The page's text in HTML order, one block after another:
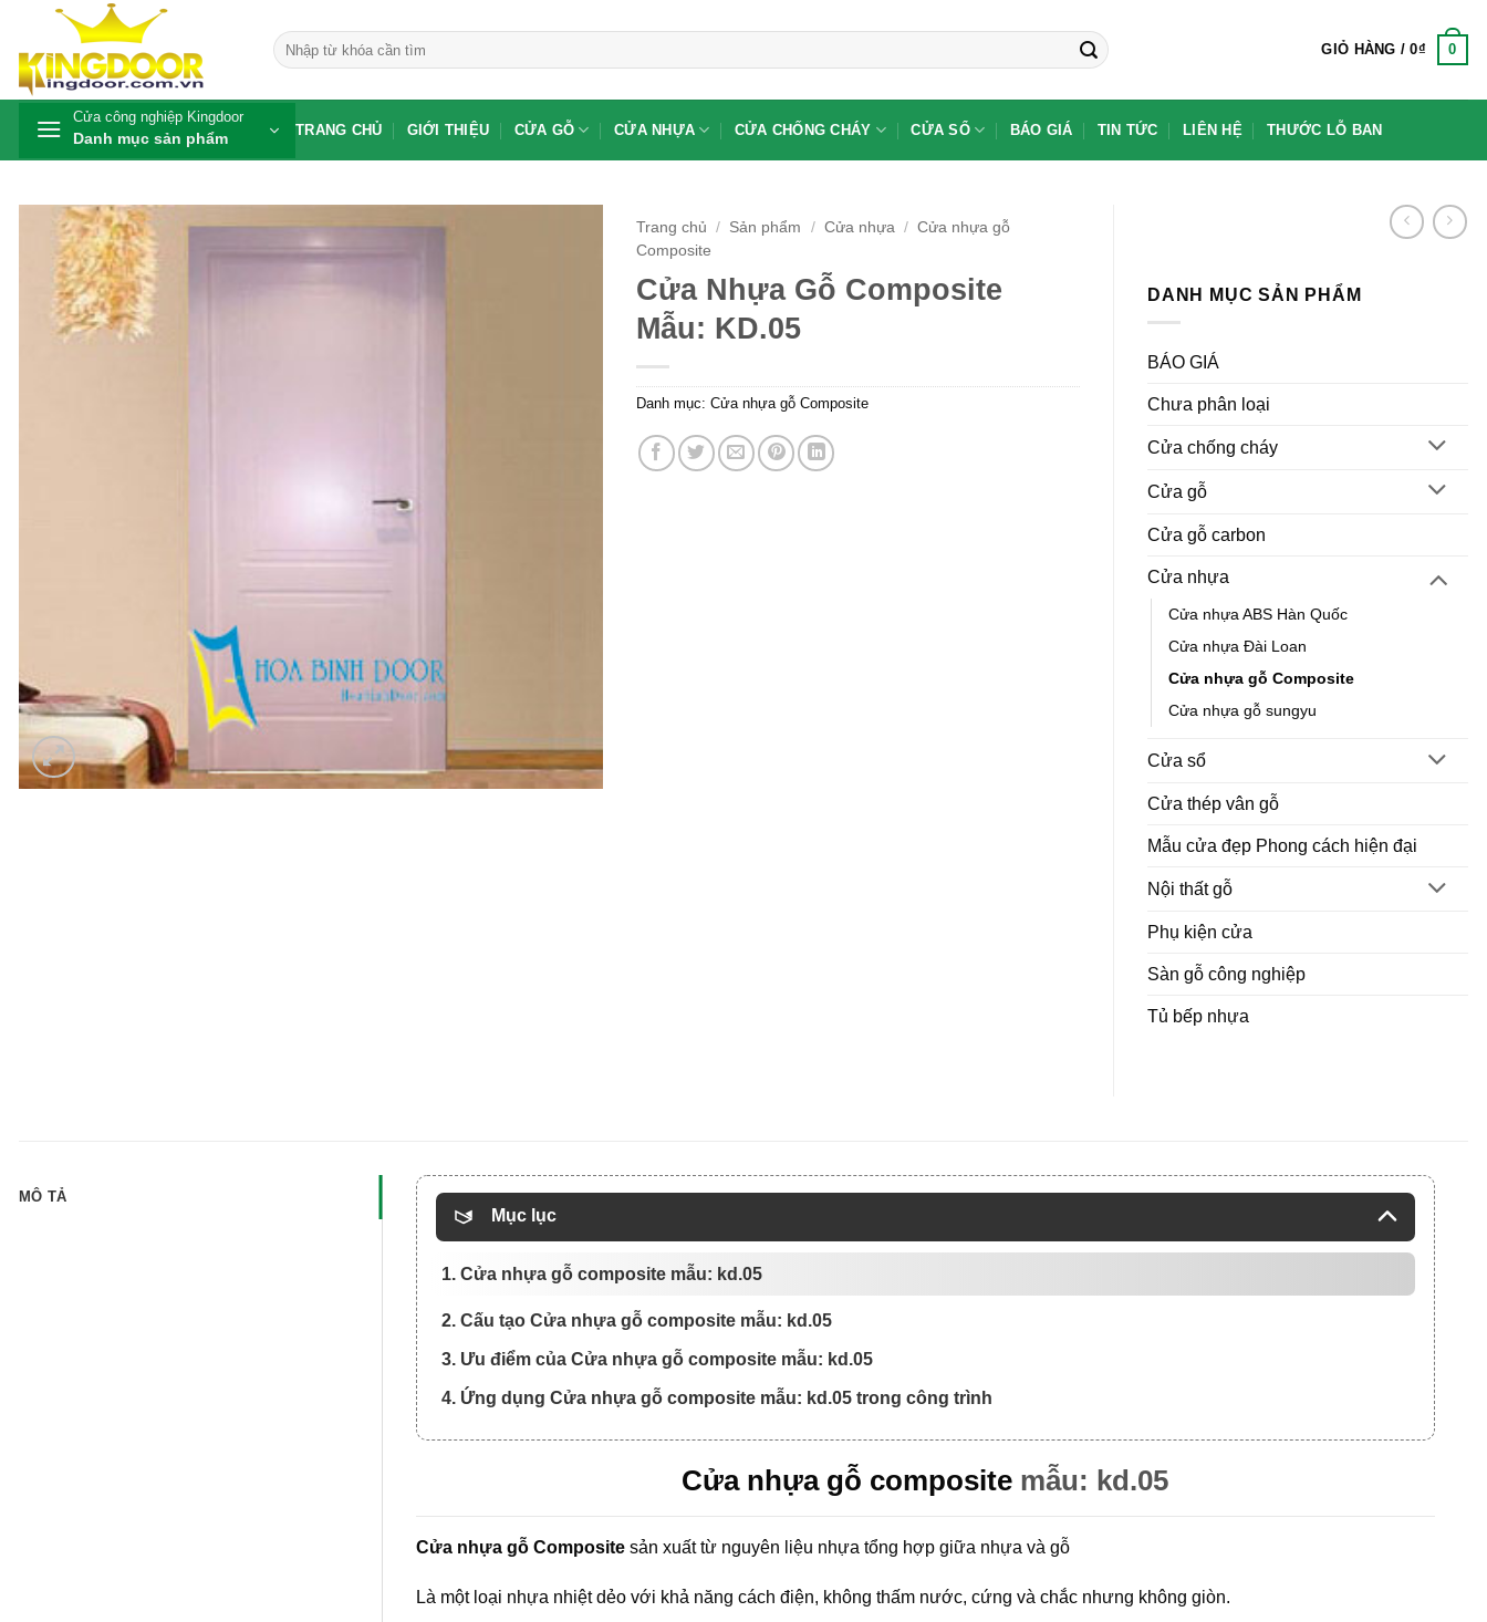
nội
dung
Tìm
kiếm:
GIỎ HÀNG /0₫ 0
Cửa công nghiệp Kingdoor
Danh mục sản phẩm TRANG CHỦ GIỚI THIỆU CỬA GỖ CỬA NHỰA CỬA CHỐNG CHÁY CỬA SỔ BÁO GIÁ TIN TỨC LIÊN HỆ THƯỚC LỖ BAN
Trang chủ / Sản phẩm / Cửa nhựa / Cửa nhựa gỗ
Composite
Cửa Nhựa Gỗ Composite
Mẫu: KD.05
Danh mục:Cửa nhựa gỗ Composite
DANH MỤC SẢN PHẨM
BÁO GIÁ
Chưa phân loại
Cửa chống cháy
Cửa gỗ
Cửa gỗ carbon
Cửa nhựa
Cửa nhựa ABS Hàn Quốc
Cửa nhựa Đài Loan
Cửa nhựa gỗ Composite
Cửa nhựa gỗ sungyu
Cửa sổ
Cửa thép vân gỗ
Mẫu cửa đẹp Phong cách hiện đại
Nội thất gỗ
Phụ kiện cửa
Sàn gỗ công nghiệp
Tủ bếp nhựa
MÔ TẢ
Mục lục
1. Cửa nhựa gỗ composite mẫu: kd.05
2. Cấu tạo Cửa nhựa gỗ composite mẫu: kd.05
3. Ưu điểm của Cửa nhựa gỗ composite mẫu: kd.05
4. Ứng dụng Cửa nhựa gỗ composite mẫu: kd.05 trong công trình
Cửa nhựa gỗ composite mẫu: kd.05
Cửa nhựa gỗ Composite sản xuất từ nguyên liệu nhựa tổng hợp giữa nhựa và gỗ
Là một loại nhựa nhiệt dẻo với khả năng cách điện, không thấm nước, cứng và chắc nhưng không giòn.